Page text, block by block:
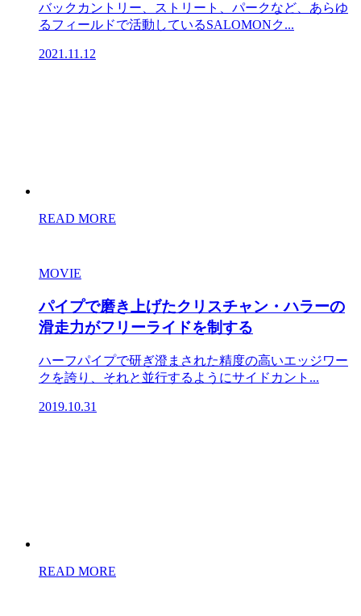
バックカントリー、ストリート、パークなど、あらゆ
るフィールドで活動しているSALOMONク...
2021.11.12
READ MORE
MOVIE
パイプで磨き上げたクリスチャン・ハラーの
滑走力がフリーライドを制する
ハーフパイプで研ぎ澄まされた精度の高いエッジワー
クを誇り、それと並行するようにサイドカント...
2019.10.31
READ MORE